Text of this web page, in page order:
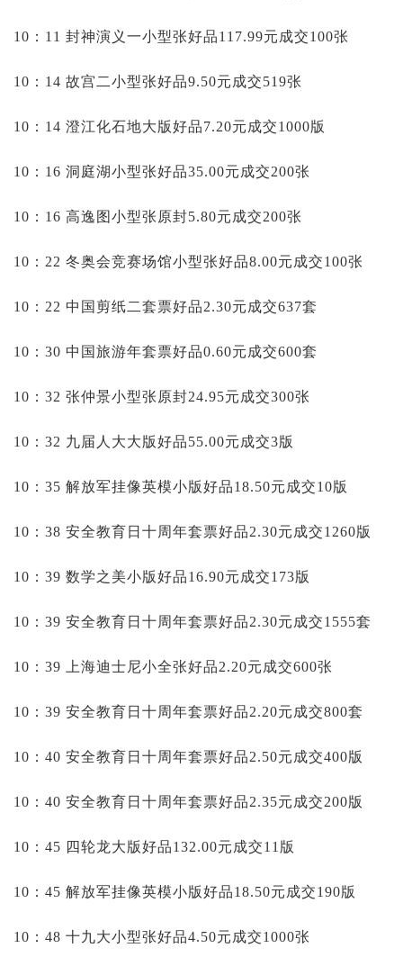
10：11 封神演义一小型张好品117.99元成交100张
10：14 故宫二小型张好品9.50元成交519张
10：14 澄江化石地大版好品7.20元成交1000版
10：16 洞庭湖小型张好品35.00元成交200张
10：16 高逸图小型张原封5.80元成交200张
10：22 冬奥会竞赛场馆小型张好品8.00元成交100张
10：22 中国剪纸二套票好品2.30元成交637套
10：30 中国旅游年套票好品0.60元成交600套
10：32 张仲景小型张原封24.95元成交300张
10：32 九届人大大版好品55.00元成交3版
10：35 解放军挂像英模小版好品18.50元成交10版
10：38 安全教育日十周年套票好品2.30元成交1260版
10：39 数学之美小版好品16.90元成交173版
10：39 安全教育日十周年套票好品2.30元成交1555套
10：39 上海迪士尼小全张好品2.20元成交600张
10：39 安全教育日十周年套票好品2.20元成交800套
10：40 安全教育日十周年套票好品2.50元成交400版
10：40 安全教育日十周年套票好品2.35元成交200版
10：45 四轮龙大版好品132.00元成交11版
10：45 解放军挂像英模小版好品18.50元成交190版
10：48 十九大小型张好品4.50元成交1000张